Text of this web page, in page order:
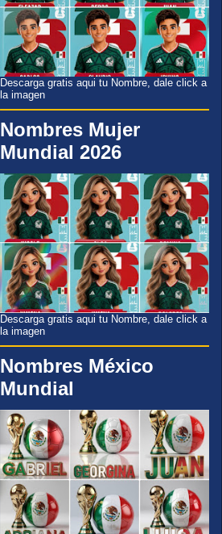
Descarga gratis aqui tu Nombre, dale click a
la imagen
Nombres Mujer
Mundial 2026
Descarga gratis aqui tu Nombre, dale click a
la imagen
Nombres México
Mundial